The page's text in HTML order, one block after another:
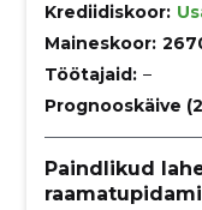
Krediidiskoor:
Maineskoor:
Töötajaid: –
Prognooskäive
Paindlikud